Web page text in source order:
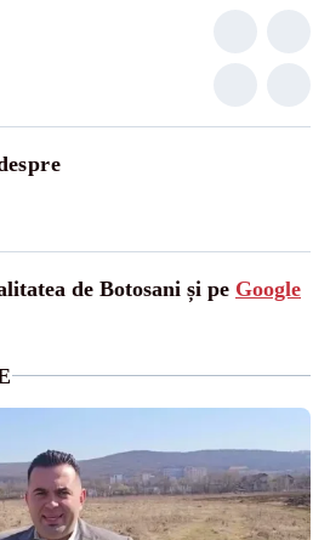
de Botosani și pe Google